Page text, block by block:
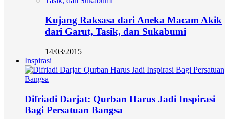
Kujang Raksasa dari Aneka Macam Akik
dari Garut, Tasik, dan Sukabumi
14/03/2015
Inspirasi
Difriadi Darjat: Qurban Harus Jadi Inspirasi
Bagi Persatuan Bangsa